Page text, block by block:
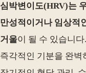
심박변이도(HRV)는
만성적이거나 임상적
거울이 될 수 있습니
즉각적인 기분을 완